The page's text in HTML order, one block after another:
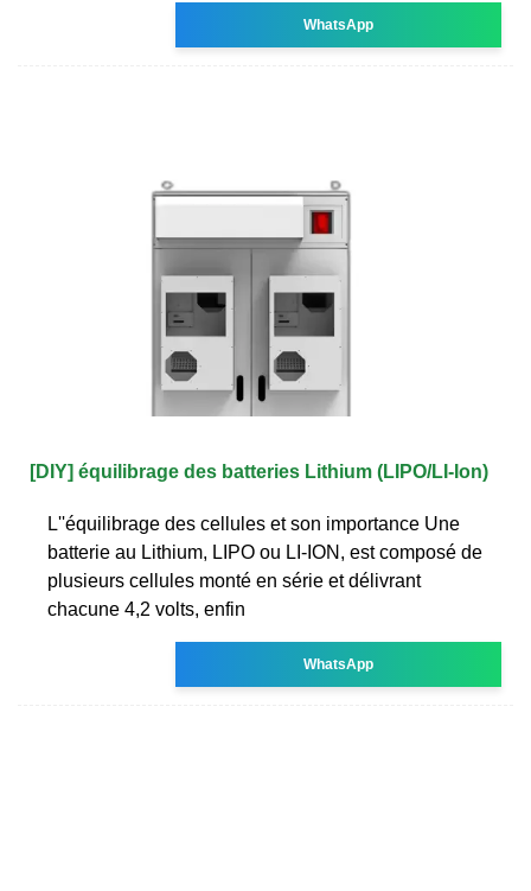
WhatsApp
[DIY] équilibrage des batteries Lithium (LIPO/LI-Ion)
L''équilibrage des cellules et son importance Une
batterie au Lithium, LIPO ou LI-ION, est composé de
plusieurs cellules monté en série et délivrant
chacune 4,2 volts, enfin
WhatsApp